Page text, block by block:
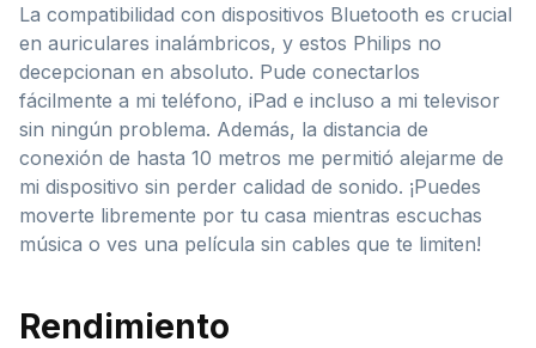
La compatibilidad con dispositivos Bluetooth es crucial
en auriculares inalámbricos, y estos Philips no
decepcionan en absoluto. Pude conectarlos
fácilmente a mi teléfono, iPad e incluso a mi televisor
sin ningún problema. Además, la distancia de
conexión de hasta 10 metros me permitió alejarme de
mi dispositivo sin perder calidad de sonido. ¡Puedes
moverte libremente por tu casa mientras escuchas
música o ves una película sin cables que te limiten!
Rendimiento